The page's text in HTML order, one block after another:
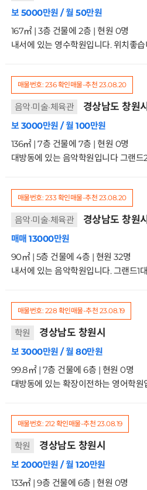
보 5000만원 / 월 50만원
167㎡ | 3층 건물에 2층 | 현원 0명
매물번호: 236확인매물-추천 23.08.20
음악·미술·체육관 경상남도 창원시
보 3000만원 / 월 100만원
136㎡ | 7층 건물에 7층 | 현원 0명
매물번호: 233확인매물-추천 23.08.20
음악·미술·체육관 경상남도 창원시
매매 13000만원
90㎡ | 5층 건물에 4층 | 현원 32명
매물번호: 228 확인매물-추천 23.08.19
학원 경상남도 창원시
보 3000만원 / 월 80만원
99.8㎡ | 7층 건물에 6층 | 현원 0명
매물번호: 212 확인매물-추천 23.08.19
학원 경상남도 창원시
보 2000만원 / 월 120만원
133㎡ | 9층 건물에 6층 | 현원 0명